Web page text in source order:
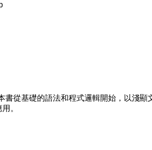
從基礎的語法和程式邏輯開始，以淺顯
。